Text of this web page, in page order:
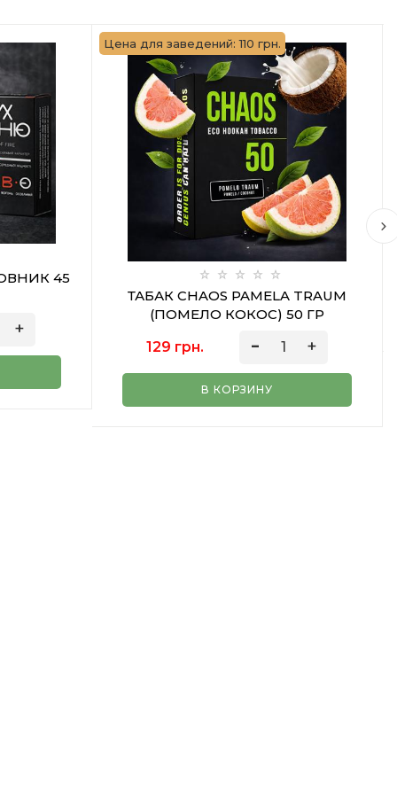
45
Цена для заведений: 110 грн.
ТАБАК CHAOS PAMELA TRAUM
(ПОМЕЛО КОКОС) 50 ГР
129 грн.
В КОРЗИНУ